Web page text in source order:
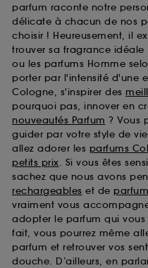
parfum raconte notre
délicate à chacun de nos
choisir ! Heureusement, il
trouver sa fragrance idéale
ou les parfums Homme
porter par l'intensité d'une
Cologne, s'inspirer des
pourquoi pas, innover en
nouveautés Parfum ? Vous
guider par votre style de
allez adorer les parfums
petits prix. Si vous êtes
sachez que nous avons
rechargeables et de
vraiment vous
adopter le parfum qui vous
fait, vous pourrez même
parfum et retrouver vos
douche. D’ailleurs, en